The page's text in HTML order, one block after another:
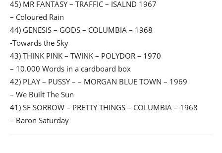
45) MR FANTASY – TRAFFIC – ISALND 1967
– Coloured Rain
44) GENESIS – GODS – COLUMBIA – 1968
-Towards the Sky
43) THINK PINK – TWINK – POLYDOR – 1970
– 10.000 Words in a cardboard box
42) PLAY – PUSSY – – MORGAN BLUE TOWN – 1969
– We Built The Sun
41) SF SORROW – PRETTY THINGS – COLUMBIA – 1968
– Baron Saturday